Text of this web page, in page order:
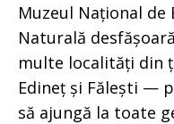
Muzeul Național
Naturală
multe localități din
Edineț și Fălești —
să ajungă la toate